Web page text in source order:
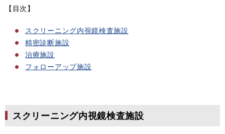
【目次】
スクリーニング内視鏡検査施設
精密診断施設
治療施設
フォローアップ施設
スクリーニング内視鏡検査施設